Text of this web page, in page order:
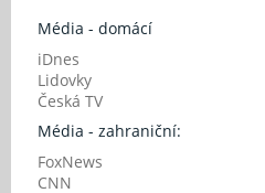
Média - domácí
iDnes
Lidovky
Česká TV
Média - zahraniční:
FoxNews
CNN